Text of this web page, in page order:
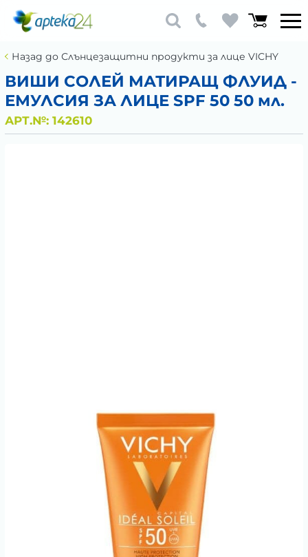
Назад до Слънцезащитни продукти за лице VICHY
ВИШИ СОЛЕЙ МАТИРАЩ ФЛУИД -
ЕМУЛСИЯ ЗА ЛИЦЕ SPF 50 50 мл.
АРТ.№: 142610